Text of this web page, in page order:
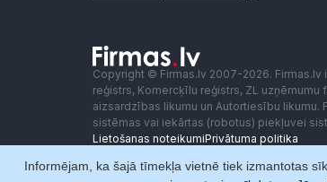
Copyright © Firmas.lv 2007-2026. Firmas.lv
reģistrs, Komercķīlu reģistrs, ZL
aizsardzības likumu un Autortiesību
sistēmas vai iekārtas (robotus) piekļuvei
Lietošanas noteikumiPrivātuma politika
Informējam, ka šajā tīmekļa vietnē tiek izmantotas